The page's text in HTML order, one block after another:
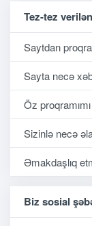
Tez-tez
Saytdan
Sayta necə
Öz
Sizinlə necə
Əmakdaşlıq
Biz sosial